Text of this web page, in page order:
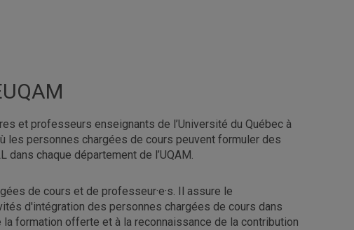
et professeurs enseignants de l’Université du Québec à
les personnes chargées de cours peuvent formuler des
chaque département de l’UQAM.
de cours et de professeur·e·s. Il assure le
d'intégration des personnes chargées de cours dans
formation offerte et à la reconnaissance de la contribution